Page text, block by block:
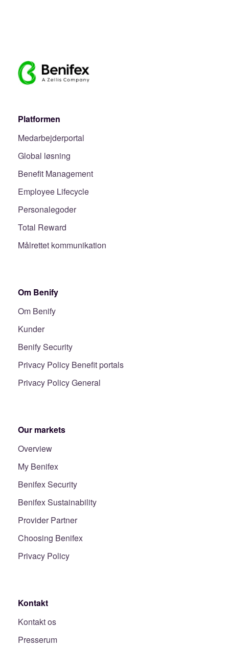
Platformen
Medarbejderportal
Global løsning
Benefit Management
Employee Lifecycle
Personalegoder
Total Reward
Målrettet kommunikation
Om Benify
Om Benify
Kunder
Benify Security
Privacy Policy Benefit portals
Privacy Policy General
Our markets
Overview
My Benifex
Benifex Security
Benifex Sustainability
Provider Partner
Choosing Benifex
Privacy Policy
Kontakt
Kontakt os
Presserum